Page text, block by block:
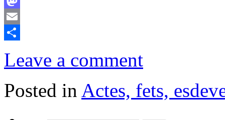
Mastodon
Email
Leave a comment
Posted in Actes, fets,